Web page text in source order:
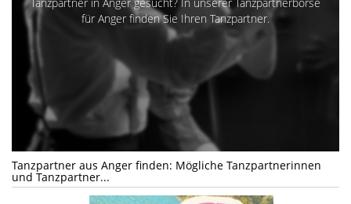
für Anger finden Sie Ihren Tanzpartner.
Tanzpartner aus Anger finden: Mögliche Tanzpartnerinnen
und Tanzpartner...